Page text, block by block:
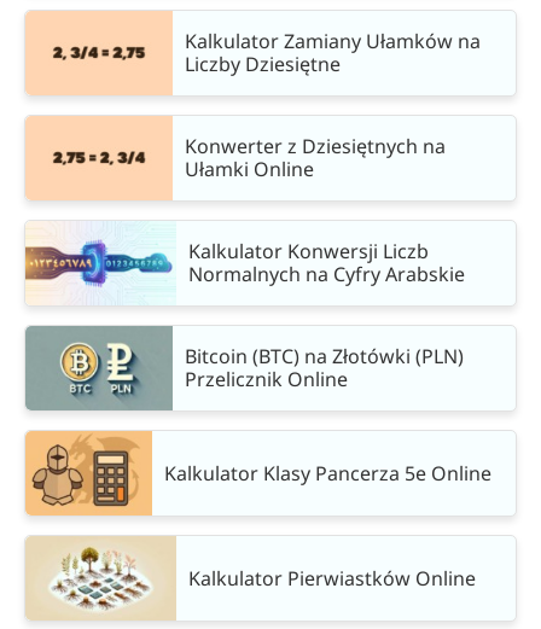
Kalkulator Zamiany Ułamków na
Liczby Dziesiętne
Konwerter z Dziesiętnych na
Ułamki Online
Kalkulator Konwersji Liczb
Normalnych na Cyfry Arabskie
Bitcoin (BTC) na Złotówki (PLN)
Przelicznik Online
Kalkulator Klasy Pancerza 5e Online
Kalkulator Pierwiastków Online